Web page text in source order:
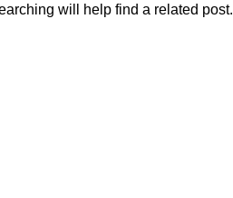
will help find a related post.